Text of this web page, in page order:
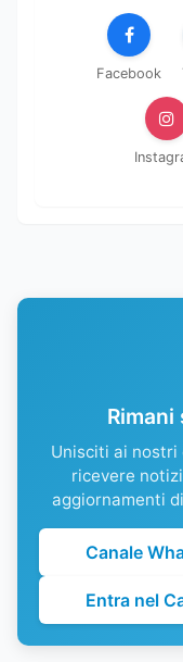
Facebook
Unisciti ai nostri
ricevere
aggiornamenti
Canale
Entra nel